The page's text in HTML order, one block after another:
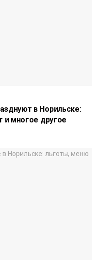
в Норильске:
и многое другое